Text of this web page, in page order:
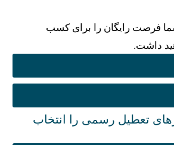
فرصت رایگان را برای کسب
داشت.
تعطیل رسمی را انتخاب